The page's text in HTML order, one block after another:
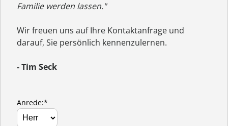
Familie werden lassen."
Wir freuen uns auf Ihre Kontaktanfrage und
darauf, Sie persönlich kennenzulernen.
- Tim Seck
Anrede:*